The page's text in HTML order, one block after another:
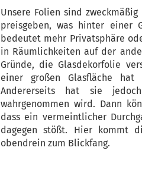
Unsere Folien sind
preisgeben, was hinter einer
bedeutet mehr Privatsphäre
in Räumlichkeiten auf der
Gründe, die Glasdekorfolie
einer großen Glasfläche
Andererseits hat sie
wahrgenommen wird. Dann
dass ein vermeintlicher
dagegen stößt. Hier kommt
obendrein zum Blickfang.